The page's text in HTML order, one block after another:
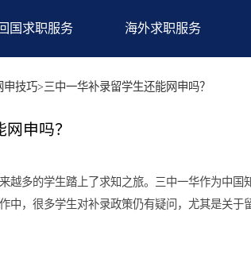
回国求职服务 海外求职服
讯>网申技巧 >三中一华补录留学生还能网申吗
能网申吗？
，越来越多的学生踏上了求知之旅。三中一
请工作中，很多学生对补录政策仍有疑问，